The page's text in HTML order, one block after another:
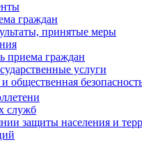
граждан
принятые меры
приема граждан
услуги
общественная
служб
защиты населения и